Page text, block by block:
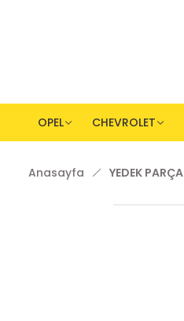
OPEL CHEVROLET
Anasayfa YEDEK PARÇA